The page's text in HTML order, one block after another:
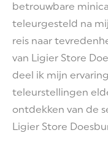
betrouwbare
teleurgesteld na
reis naar
van Ligier Store
deel ik mijn
teleurstellingen
ontdekken van de
Ligier Store